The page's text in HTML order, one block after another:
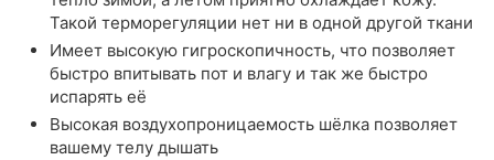
Такой терморегуляции нет ни в одной другой ткани
Имеет высокую гигроскопичность, что позволяет
быстро впитывать пот и влагу и так же быстро
испарять её
Высокая воздухопроницаемость шёлка позволяет
вашему телу дышать